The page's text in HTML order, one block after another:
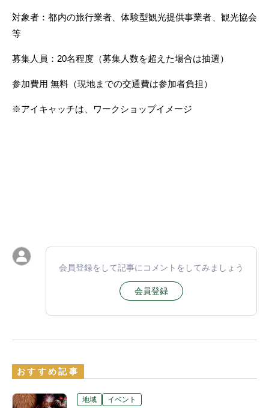
対象者：都内の旅行業者、体験型観光提供事業者、観光協会
等
募集人員：20名程度（募集人数を超えた場合は抽選）
参加費用 無料（現地までの交通費は参加者負担）
※アイキャッチは、ワークショップイメージ
会員登録をして記事にコメントをしてみましょう
会員登録
おすすめ記事
地域 イベント